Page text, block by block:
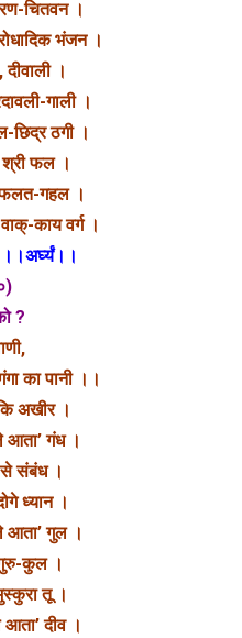
चितवन ।
भंजन ।
।
गाली ।
छिद्र ठगी ।
फल ।
गहल ।
काय वर्ग ।
?
का पानी ।।
अखीर ।
आता’ गंध ।
संबंध ।
ध्यान ।
आता’ गुल ।
कुल ।
तू ।
दीव ।